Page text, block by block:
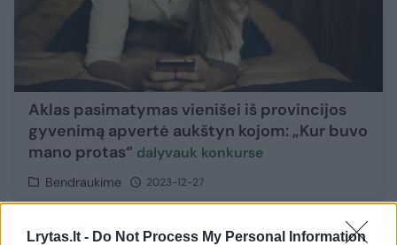
Lrytas.lt - Do Not Process My Personal Information
Aklas pasimatymas vienišei iš provincijos
gyvenimą apvertė aukštyn kojom: „Kur buvo
mano protas“ dalyvauk konkurse
Bendraukime 2023-12-27